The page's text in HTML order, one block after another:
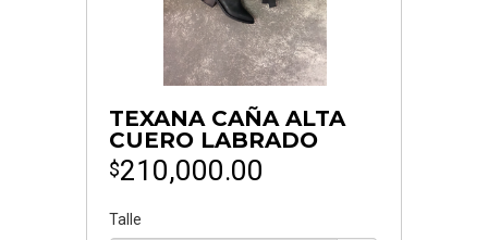
TEXANA CAÑA ALTA
CUERO LABRADO
$210,000.00
Talle